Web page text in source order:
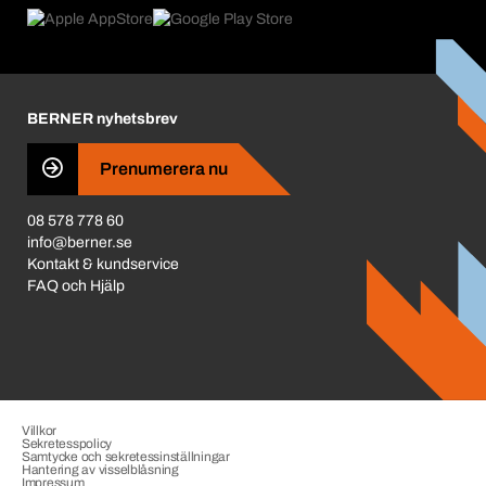
Prisjustering 2026
Vad som driver oss
Business Conduct
BERNER nyhetsbrev
Prenumerera nu
08 578 778 60
info@berner.se
Kontakt & kundservice
FAQ och Hjälp
Villkor
Sekretesspolicy
Samtycke och sekretessinställningar
Hantering av visselblåsning
Impressum